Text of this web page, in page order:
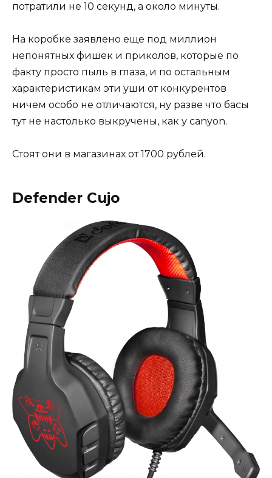
потратили не 10 секунд, а около минуты.
На коробке заявлено еще под миллион
непонятных фишек и приколов, которые по
факту просто пыль в глаза, и по остальным
характеристикам эти уши от конкурентов
ничем особо не отличаются, ну разве что басы
тут не настолько выкручены, как у canyon.
Стоят они в магазинах от 1700 рублей.
Defender Сujo